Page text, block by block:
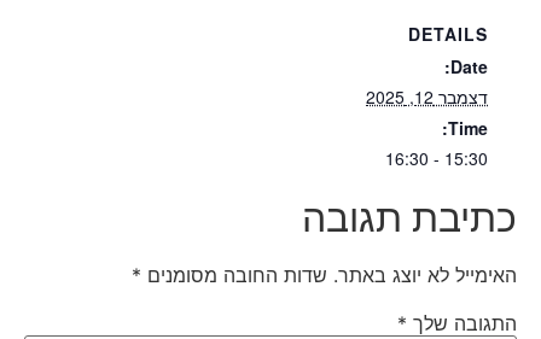
DETAILS
Date:
דצמבר 12, 2025
Time:
15:30 - 16:30
כתיבת תגובה
האימייל לא יוצג באתר. שדות החובה מסומנים *
התגובה שלך *